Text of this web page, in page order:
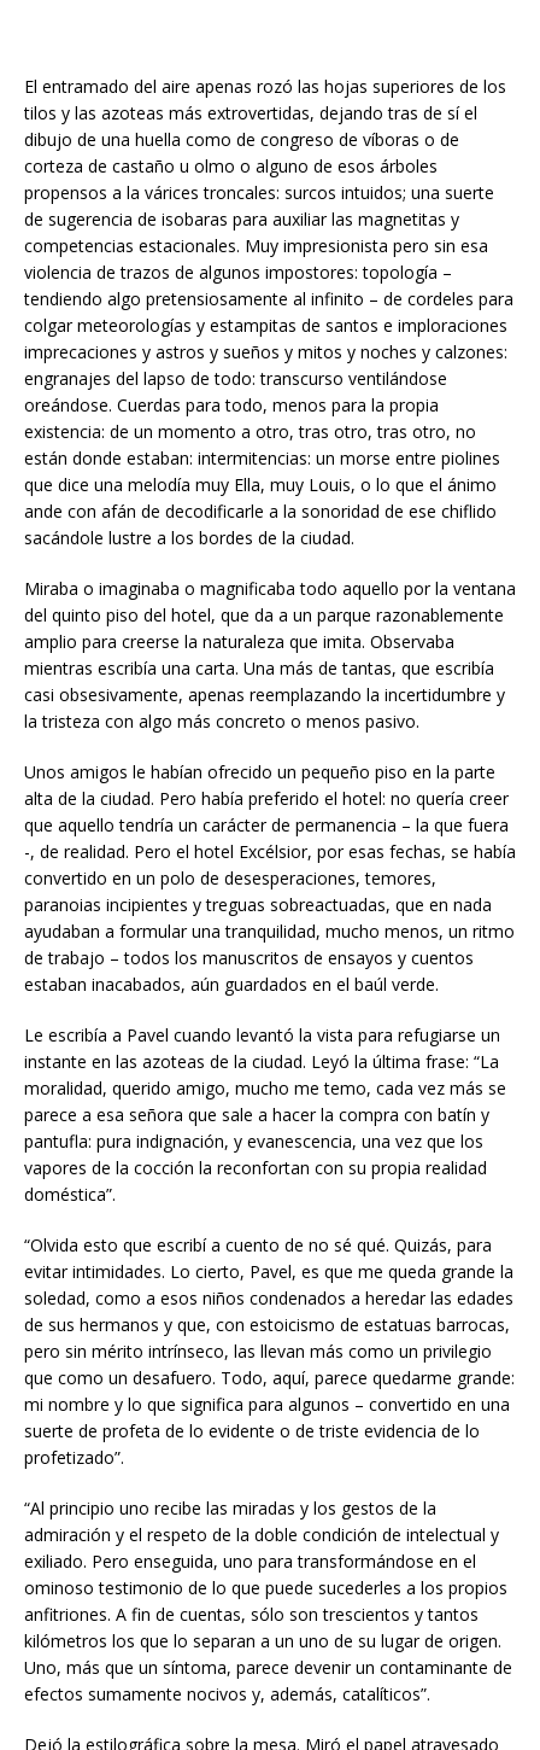
El entramado del aire apenas rozó las hojas superiores de los
tilos y las azoteas más extrovertidas, dejando tras de sí el
dibujo de una huella como de congreso de víboras o de
corteza de castaño u olmo o alguno de esos árboles
propensos a la várices troncales: surcos intuidos; una suerte
de sugerencia de isobaras para auxiliar las magnetitas y
competencias estacionales. Muy impresionista pero sin esa
violencia de trazos de algunos impostores: topología –
tendiendo algo pretensiosamente al infinito – de cordeles para
colgar meteorologías y estampitas de santos e imploraciones
imprecaciones y astros y sueños y mitos y noches y calzones:
engranajes del lapso de todo: transcurso ventilándose
oreándose. Cuerdas para todo, menos para la propia
existencia: de un momento a otro, tras otro, tras otro, no
están donde estaban: intermitencias: un morse entre piolines
que dice una melodía muy Ella, muy Louis, o lo que el ánimo
ande con afán de decodificarle a la sonoridad de ese chiflido
sacándole lustre a los bordes de la ciudad.
Miraba o imaginaba o magnificaba todo aquello por la ventana
del quinto piso del hotel, que da a un parque razonablemente
amplio para creerse la naturaleza que imita. Observaba
mientras escribía una carta. Una más de tantas, que escribía
casi obsesivamente, apenas reemplazando la incertidumbre y
la tristeza con algo más concreto o menos pasivo.
Unos amigos le habían ofrecido un pequeño piso en la parte
alta de la ciudad. Pero había preferido el hotel: no quería creer
que aquello tendría un carácter de permanencia – la que fuera
-, de realidad. Pero el hotel Excélsior, por esas fechas, se había
convertido en un polo de desesperaciones, temores,
paranoias incipientes y treguas sobreactuadas, que en nada
ayudaban a formular una tranquilidad, mucho menos, un ritmo
de trabajo – todos los manuscritos de ensayos y cuentos
estaban inacabados, aún guardados en el baúl verde.
Le escribía a Pavel cuando levantó la vista para refugiarse un
instante en las azoteas de la ciudad. Leyó la última frase: “La
moralidad, querido amigo, mucho me temo, cada vez más se
parece a esa señora que sale a hacer la compra con batín y
pantufla: pura indignación, y evanescencia, una vez que los
vapores de la cocción la reconfortan con su propia realidad
doméstica”.
“Olvida esto que escribí a cuento de no sé qué. Quizás, para
evitar intimidades. Lo cierto, Pavel, es que me queda grande la
soledad, como a esos niños condenados a heredar las edades
de sus hermanos y que, con estoicismo de estatuas barrocas,
pero sin mérito intrínseco, las llevan más como un privilegio
que como un desafuero. Todo, aquí, parece quedarme grande:
mi nombre y lo que significa para algunos – convertido en una
suerte de profeta de lo evidente o de triste evidencia de lo
profetizado”.
“Al principio uno recibe las miradas y los gestos de la
admiración y el respeto de la doble condición de intelectual y
exiliado. Pero enseguida, uno para transformándose en el
ominoso testimonio de lo que puede sucederles a los propios
anfitriones. A fin de cuentas, sólo son trescientos y tantos
kilómetros los que lo separan a un uno de su lugar de origen.
Uno, más que un síntoma, parece devenir un contaminante de
efectos sumamente nocivos y, además, catalíticos”.
Dejó la estilográfica sobre la mesa. Miró el papel atravesado